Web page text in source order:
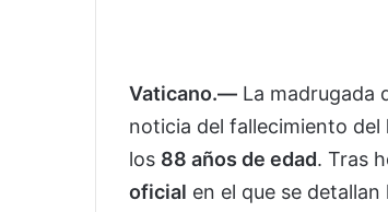
Vaticano.— La madrugada
noticia del fallecimiento del
los 88 años de edad. Tras
oficial en el que se